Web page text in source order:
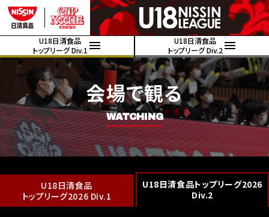
U18日清食品
トップリーグ Div.1
U18日清食品
トップリーグ Div.2
会場で観る
WATCHING
U18日清食品
トップリーグ2026 Div.1
U18日清食品トップリーグ2026
Div.2